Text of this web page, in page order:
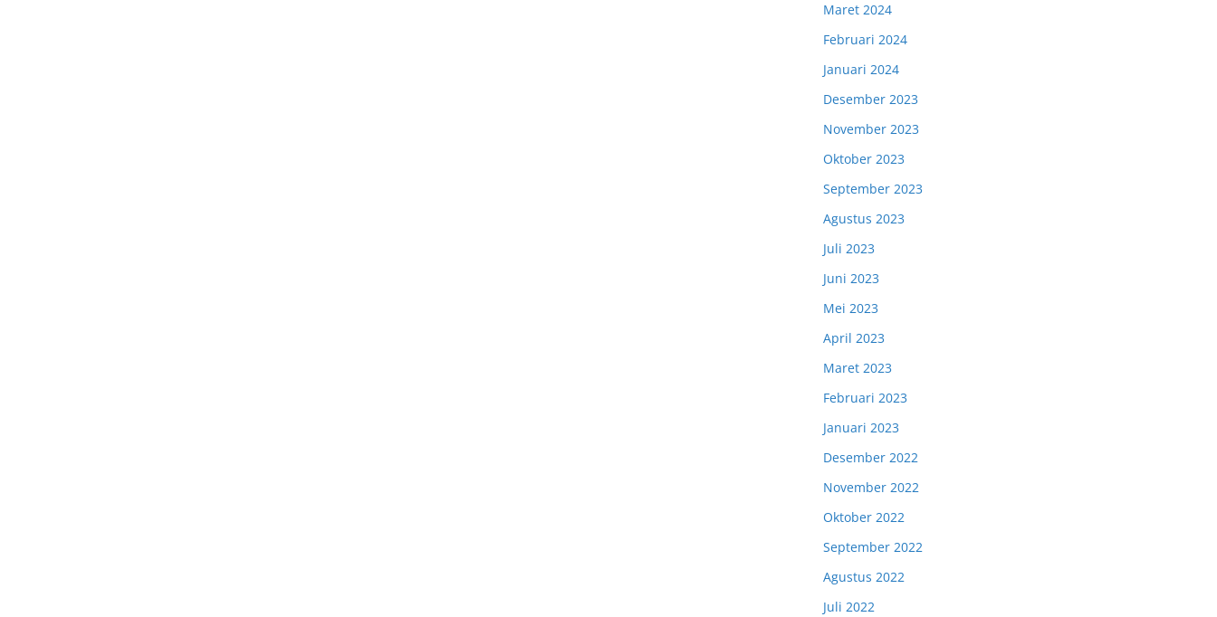
Maret 2024
Februari 2024
Januari 2024
Desember 2023
November 2023
Oktober 2023
September 2023
Agustus 2023
Juli 2023
Juni 2023
Mei 2023
April 2023
Maret 2023
Februari 2023
Januari 2023
Desember 2022
November 2022
Oktober 2022
September 2022
Agustus 2022
Juli 2022